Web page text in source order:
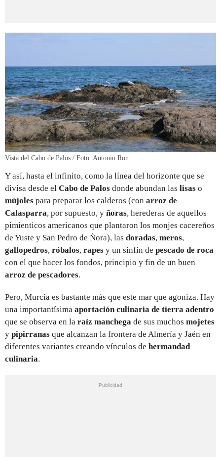
Vista del Cabo de Palos / Foto: Antonio Ron
Y así, hasta el infinito, como la línea del horizonte que se
divisa desde el Cabo de Palos donde abundan las lisas o
mújoles para preparar los calderos (con arroz de
Calasparra, por supuesto, y ñoras, herederas de aquellos
pimienticos americanos que plantaron los monjes cacereños
de Yuste y San Pedro de Ñora), las doradas, meros,
gallopedros, róbalos, rapes y un sinfín de pescado de roca
con el que hacer los fondos, principio y fin de un buen
arroz de pescadores.
Pero, Murcia es bastante más que este mar que agoniza. Hay
una importantísima aportación culinaria de tierra adentro
que se observa en la raíz manchega de sus muchos mojetes
y pipirranas que alcanzan la frontera de Almería y Jaén en
diferentes variantes creando vínculos de hermandad
culinaria.